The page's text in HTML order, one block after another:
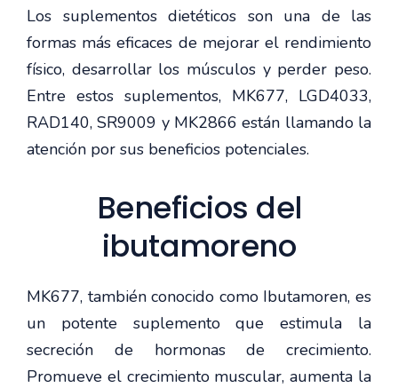
Los suplementos dietéticos son una de las
formas más eficaces de mejorar el rendimiento
físico, desarrollar los músculos y perder peso.
Entre estos suplementos, MK677, LGD4033,
RAD140, SR9009 y MK2866 están llamando la
atención por sus beneficios potenciales.
Beneficios del
ibutamoreno
MK677, también conocido como Ibutamoren, es
un potente suplemento que estimula la
secreción de hormonas de crecimiento.
Promueve el crecimiento muscular, aumenta la